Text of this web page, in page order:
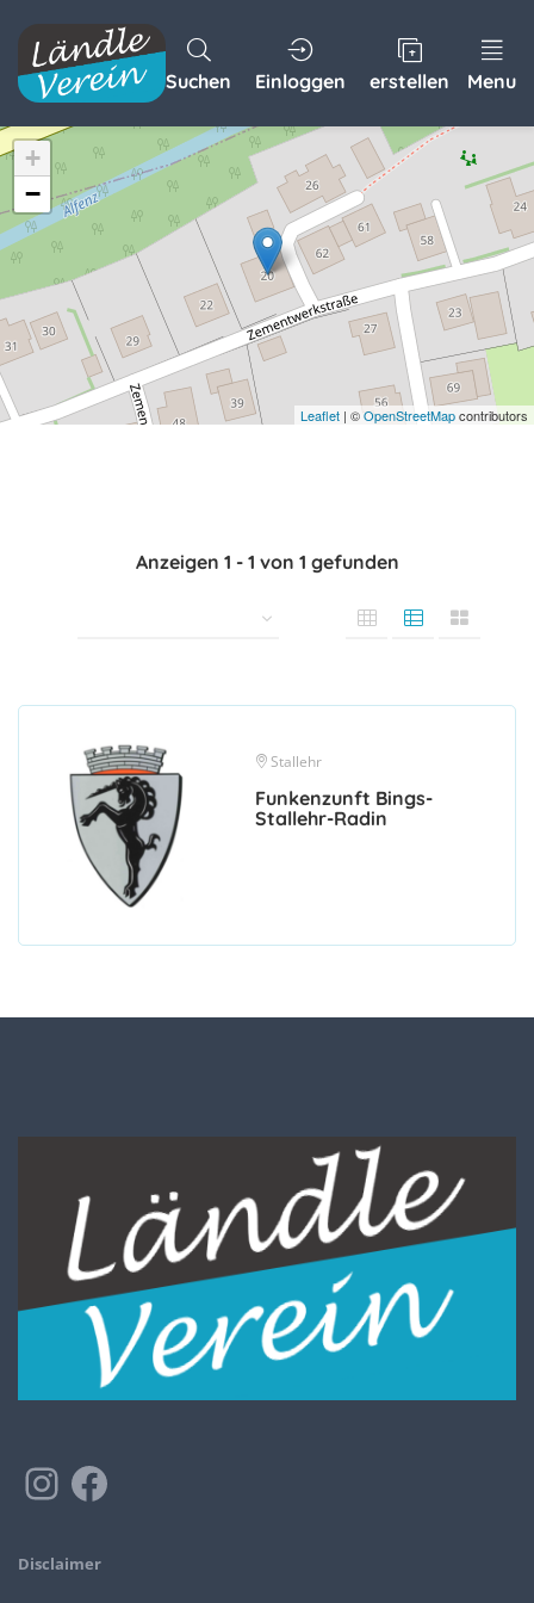
Suchen Einloggen erstellen Menu
Anzeigen 1 - 1 von 1 gefunden
Stallehr
Funkenzunft Bings-
Stallehr-Radin
+
−
Leaflet | ©OpenStreetMapcontributors
Disclaimer